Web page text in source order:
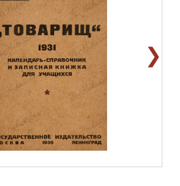
❯